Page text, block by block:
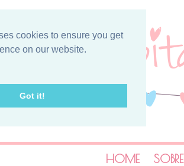
cookies to ensure you get
on our website.
Got it!
HOME